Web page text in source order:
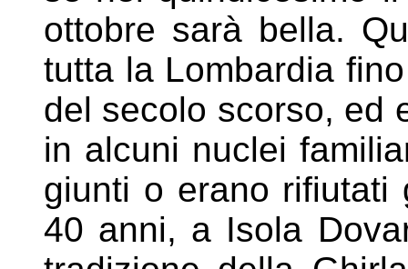
ottobre sarà bella.
tutta la Lombardia
del secolo scorso, ed
in alcuni nuclei
giunti o erano
40 anni, a Isola